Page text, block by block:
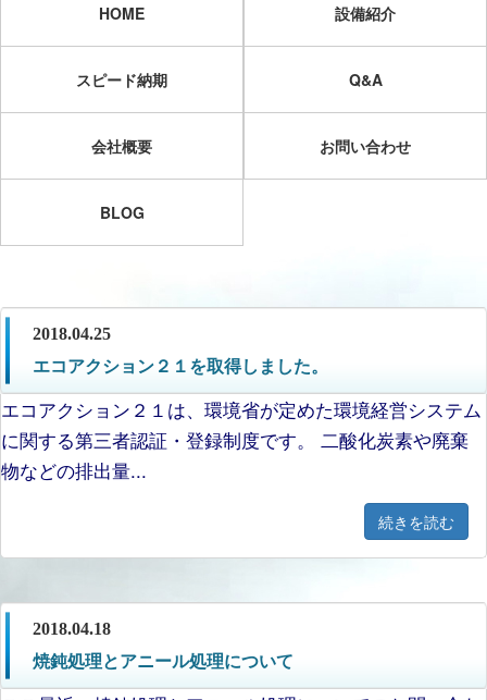
HOME 設備紹介
スピード納期 Q&A
会社概要 お問い合わせ
BLOG
2018.04.25
エコアクション２１を取得しました。
エコアクション２１は、環境省が定めた環境経営システム
に関する第三者認証・登録制度です。 二酸化炭素や廃棄
物などの排出量...
続きを読む
2018.04.18
焼鈍処理とアニール処理について